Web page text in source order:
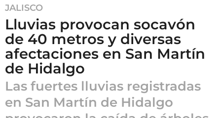
2
m
e
s
e
s
a
g
o
JALISCO
Lluvias provocan socavón
de 40 metros y diversas
afectaciones en San Martín
de Hidalgo
Las fuertes lluvias registradas
en San Martín de Hidalgo